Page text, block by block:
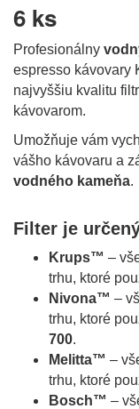
6 ks
Profesionálny
espresso kávovary
najvyššiu kvalitu
kávovarom.
Umožňuje vám
vášho kávovaru a
vodného kameňa.
Filter je
Krups™ –
trhu, ktoré
Nivona™ –
trhu, ktoré
700.
Melitta™ –
trhu, ktoré
Bosch™ –